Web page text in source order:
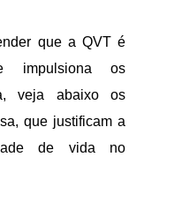
que a QVT é
impulsiona os
veja abaixo os
que justificam a
de vida no